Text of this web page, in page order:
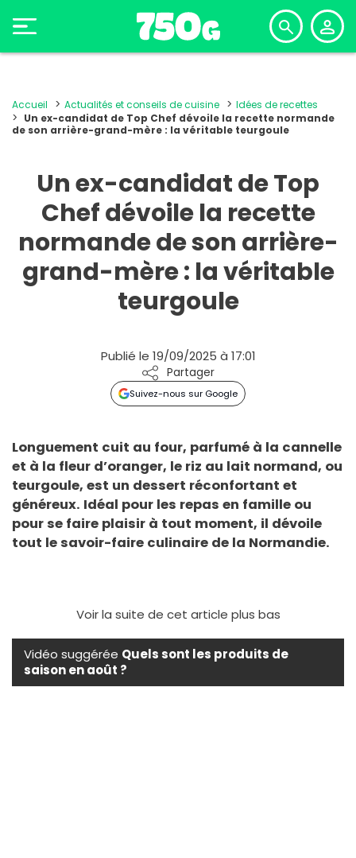
Accueil Actualités et conseils de cuisine
Idées de recettes
Un ex-candidat de Top Chef dévoile la recette normande
de son arrière-grand-mère : la véritable teurgoule
Un ex-candidat de Top
Chef dévoile la recette
normande de son arrière-
grand-mère : la véritable
teurgoule
Publié le 19/09/2025 à 17:01
Partager
Suivez-nous sur Google
Longuement cuit au four, parfumé à la cannelle
et à la fleur d’oranger, le riz au lait normand, ou
teurgoule, est un dessert réconfortant et
généreux. Idéal pour les repas en famille ou
pour se faire plaisir à tout moment, il dévoile
tout le savoir-faire culinaire de la Normandie.
Voir la suite de cet article plus bas
Vidéo suggérée Quels sont les produits de
saison en août ?